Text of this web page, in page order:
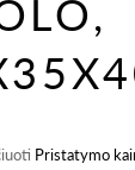
Pristatymo